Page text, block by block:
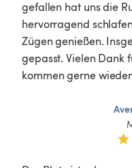
gefallen hat uns die
hervorragend
Zügen genießen.
gepasst. Vielen Dank
kommen gerne